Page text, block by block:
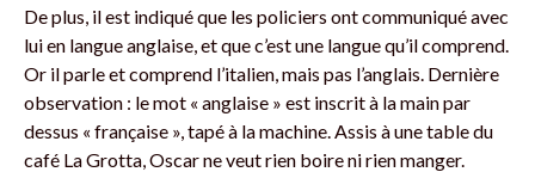
De plus, il est indiqué que les policiers ont communiqué avec
lui en langue anglaise, et que c’est une langue qu’il comprend.
Or il parle et comprend l’italien, mais pas l’anglais. Dernière
observation : le mot « anglaise » est inscrit à la main par
dessus « française », tapé à la machine. Assis à une table du
café La Grotta, Oscar ne veut rien boire ni rien manger.